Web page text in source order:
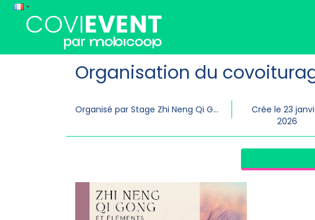
Organisation du
Organisé par Stage Zhi Neng Qi Gong et éléments
Crée le 23
2026